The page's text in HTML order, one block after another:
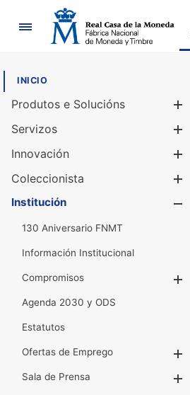
Navegación
INICIO
Produtos e Solucións
Servizos
Innovación
Coleccionista
Institución
130 Aniversario FNMT
Información Institucional
Compromisos
Agenda 2030 y ODS
Estatutos
Ofertas de Emprego
Sala de Prensa